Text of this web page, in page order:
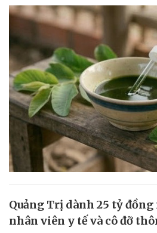
Quảng Trị dành 25 tỷ
nhân viên y tế và cô đỡ